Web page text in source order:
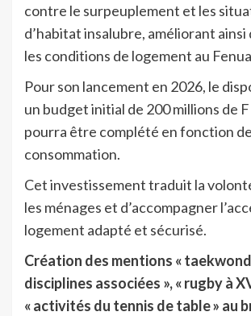
contre le surpeuplement et les
d’habitat insalubre, améliorant
les conditions de logement au
Pour son lancement en 2026, le
un budget initial de 200 millions de F
pourra être complété en fonction
consommation.
Cet investissement traduit la
les ménages et d’accompagner
logement adapté et sécurisé.
Création des mentions «
disciplines associées », « rugby à
« activités du tennis de table » au